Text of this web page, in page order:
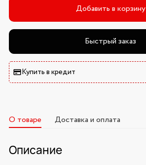
Добавить в корзину
Быстрый заказ
Купить в кредит
О товаре Доставка и оплата
Описание